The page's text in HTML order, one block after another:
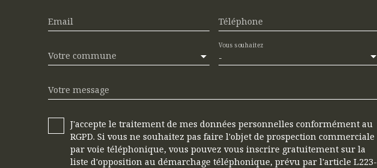
Email Téléphone
Votre commune -
Vous souhaitez
Votre message
J'accepte le traitement de mes données personnelles conformément au
RGPD. Si vous ne souhaitez pas faire l'objet de prospection commerciale
par voie téléphonique, vous pouvez vous inscrire gratuitement sur la
liste d'opposition au démarchage téléphonique, prévu par l'article L223-